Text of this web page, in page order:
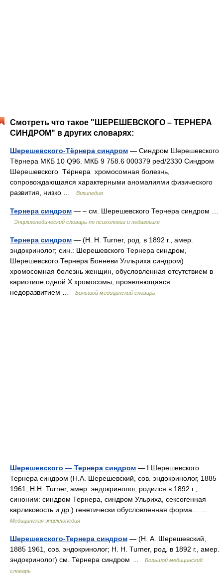
Смотреть что такое "ШЕРЕШЕВСКОГО – ТЕРНЕРА
СИНДРОМ" в других словарях:
Шерешевского-Тёрнера синдром — Синдром Шерешевского
Тёрнера МКБ 10 Q96. МКБ 9 758.6 000379 ped/2330 Синдром
Шерешевского Тёрнера хромосомная болезнь,
сопровождающаяся характерными аномалиями физического
развития, низко …
Википедия
Тернера синдром — – см. Шерешевского Тернера синдром …
Энциклопедический словарь по психологии и педагогике
Тернера синдром — (Н. Н. Turner, род. в 1892 г., амер.
эндокринолог; син.: Шерешевского Тернера синдром,
Шерешевского Тернера Бонневи Улльриха синдром)
хромосомная болезнь женщин, обусловленная отсутствием в
кариотипе одной X хромосомы, проявляющаяся
недоразвитием …
Большой медицинский словарь
Шерешевского — Тернера синдром — I Шерешевского
Тернера синдром (Н.А. Шерешевский, сов. эндокринолог, 1885
1961; Н.Н. Turner, амер. эндокринолог, родился в 1892 г.;
синоним: синдром Тернера, синдром Ульриха, сексогенная
карликовость и др.) генетически обусловленная форма… …
Медицинская энциклопедия
Шерешевского-Тернера синдром — (Н. А. Шерешевский,
1885 1961, сов. эндокринолог; Н. Н. Turner, род. в 1892 г., амер.
эндокринолог) см. Тернера синдром …
Большой медицинский
словарь